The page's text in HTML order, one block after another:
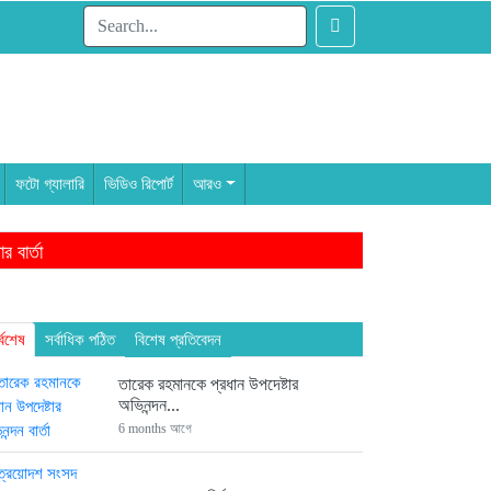
ফটো গ্যালারি ভিডিও রিপোর্ট আরও
বার্তা
৩ এমপি
সর্বাধিক পঠিত বিশেষ প্রতিবেদন
তারেক রহমানকে প্রধান উপদেষ্টার
অভিনন্দন...
6 months আগে